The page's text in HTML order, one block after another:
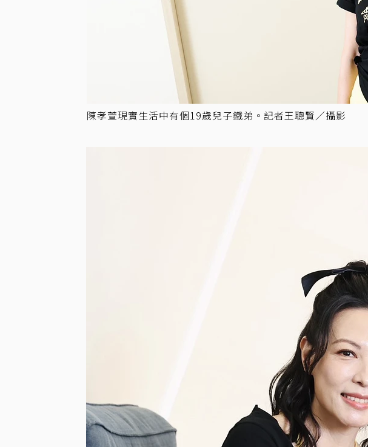
陳孝萱現實生活中有個19歲兒子鐵弟。記者王聰賢／攝影